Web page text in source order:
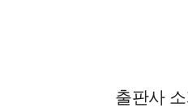
출판사